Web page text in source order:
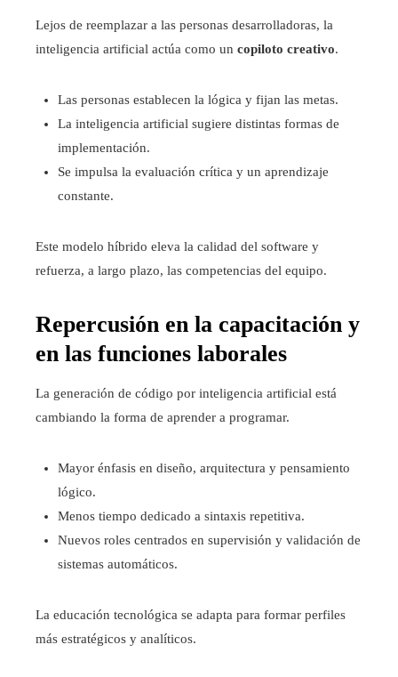
Lejos de reemplazar a las personas desarrolladoras, la
inteligencia artificial actúa como un copiloto creativo.
Las personas establecen la lógica y fijan las metas.
La inteligencia artificial sugiere distintas formas de
implementación.
Se impulsa la evaluación crítica y un aprendizaje
constante.
Este modelo híbrido eleva la calidad del software y
refuerza, a largo plazo, las competencias del equipo.
Repercusión en la capacitación y
en las funciones laborales
La generación de código por inteligencia artificial está
cambiando la forma de aprender a programar.
Mayor énfasis en diseño, arquitectura y pensamiento
lógico.
Menos tiempo dedicado a sintaxis repetitiva.
Nuevos roles centrados en supervisión y validación de
sistemas automáticos.
La educación tecnológica se adapta para formar perfiles
más estratégicos y analíticos.